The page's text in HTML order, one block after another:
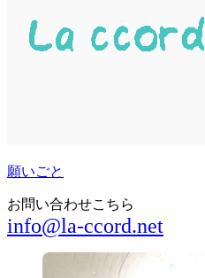
願いごと
お問い合わせこちら
info@la-ccord.net